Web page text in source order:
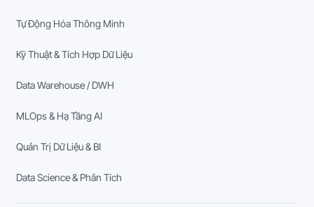
Tự Động Hóa Thông Minh
Kỹ Thuật & Tích Hợp Dữ Liệu
Data Warehouse / DWH
MLOps & Hạ Tầng AI
Quản Trị Dữ Liệu & BI
Data Science & Phân Tích